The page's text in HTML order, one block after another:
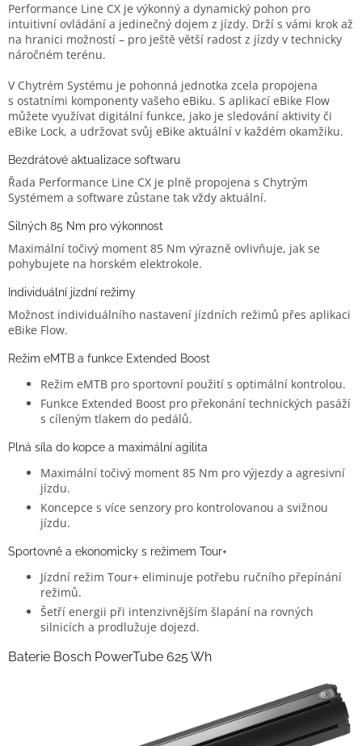
Performance Line CX je výkonný a dynamický pohon pro
intuitivní ovládání a jedinečný dojem z jízdy. Drží s vámi krok až
na hranici možností – pro ještě větší radost z jízdy v technicky
náročném terénu.
V Chytrém Systému je pohonná jednotka zcela propojena
s ostatními komponenty vašeho eBiku. S aplikací eBike Flow
můžete využívat digitální funkce, jako je sledování aktivity či
eBike Lock, a udržovat svůj eBike aktuální v každém okamžiku.
Bezdrátové aktualizace softwaru
Řada Performance Line CX je plně propojena s Chytrým
Systémem a software zůstane tak vždy aktuální.
Silných 85 Nm pro výkonnost
Maximální točivý moment 85 Nm výrazně ovlivňuje, jak se
pohybujete na horském elektrokole.
Individuální jízdní režimy
Možnost individuálního nastavení jízdních režimů přes aplikaci
eBike Flow.
Režim eMTB a funkce Extended Boost
Režim eMTB pro sportovní použití s optimální kontrolou.
Funkce Extended Boost pro překonání technických pasáží
s cíleným tlakem do pedálů.
Plná síla do kopce a maximální agilita
Maximální točivý moment 85 Nm pro výjezdy a agresivní
jízdu.
Koncepce s více senzory pro kontrolovanou a svižnou
jízdu.
Sportovně a ekonomicky s režimem Tour+
Jízdní režim Tour+ eliminuje potřebu ručního přepínání
režimů.
Šetří energii při intenzivnějším šlapání na rovných
silnicích a prodlužuje dojezd.
Baterie Bosch PowerTube 625 Wh